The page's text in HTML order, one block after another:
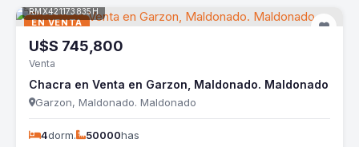
EN VENTA
RMX421173835H
U$S 745,800
Venta
Chacra en Venta en Garzon, Maldonado. Maldonado
Garzon, Maldonado. Maldonado
4dorm. 50000has